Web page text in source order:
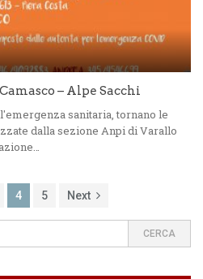
– Alpe Sacchi
sanitaria, tornano le
dalla sezione Anpi di Varallo
4 5 Next